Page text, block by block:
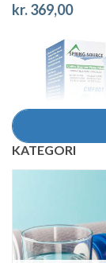
kr. 369,00
kr. 69,00
kr. 49,00
KATEGORI